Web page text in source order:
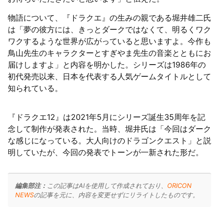
物語について、『ドラクエ』の生みの親である堀井雄二氏
は「夢の彼方には、きっとダークではなくて、明るくワク
ワクするような世界が広がっていると思いますよ。今作も
鳥山先生のキャラクターとすぎやま先生の音楽とともにお
届けしますよ」と内容を明かした。シリーズは1986年の
初代発売以来、日本を代表する人気ゲームタイトルとして
知られている。
『ドラクエ12』は2021年5月にシリーズ誕生35周年を記
念して制作が発表された。当時、堀井氏は「今回はダーク
な感じになっている。大人向けのドラゴンクエスト」と説
明していたが、今回の発表でトーンが一新された形だ。
編集部注： この記事はAIを使用して作成されており、 ORICON
NEWSの記事を元に、内容を変更せずにリライトしたものです。